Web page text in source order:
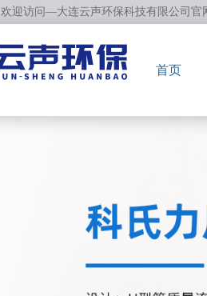
欢迎访问—大连云声环保科技有限公司官
首页